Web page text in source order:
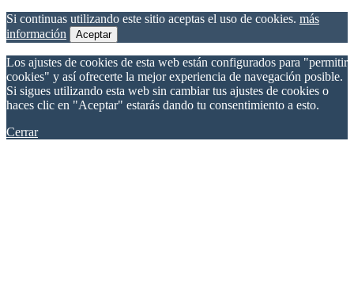
Si continuas utilizando este sitio aceptas el uso de cookies. más
información
Aceptar
Los ajustes de cookies de esta web están configurados para "permitir
cookies" y así ofrecerte la mejor experiencia de navegación posible.
Si sigues utilizando esta web sin cambiar tus ajustes de cookies o
haces clic en "Aceptar" estarás dando tu consentimiento a esto.
Cerrar